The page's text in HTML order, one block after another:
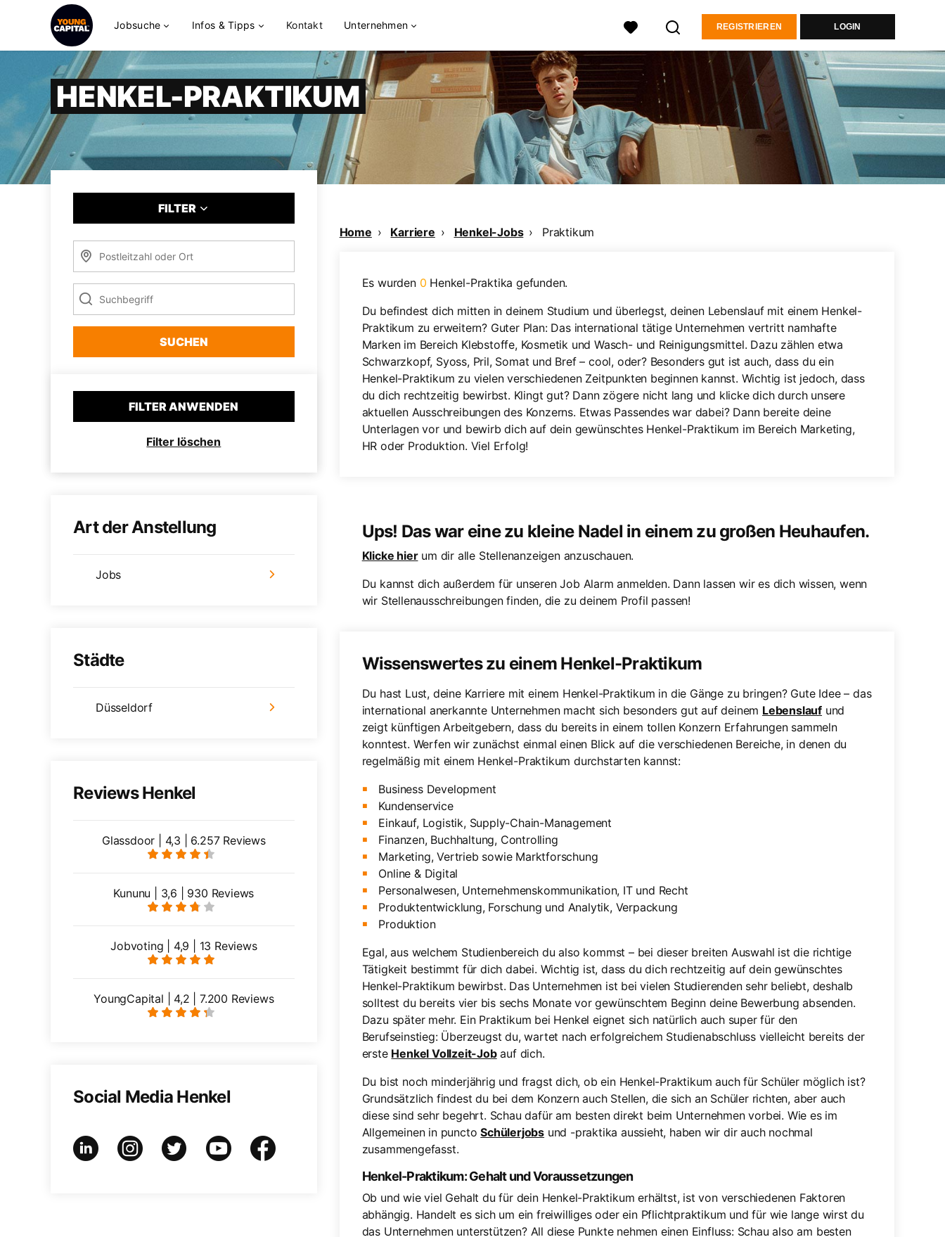
Jobsuche Infos & Tipps Kontakt Unternehmen REGISTRIEREN LOGIN
HENKEL-PRAKTIKUM
FILTER
SUCHEN
FILTER ANWENDEN
Filter löschen
Art der Anstellung
Jobs
Städte
Düsseldorf
Reviews Henkel
Glassdoor | 4,3 | 6.257 Reviews
Kununu | 3,6 | 930 Reviews
Jobvoting | 4,9 | 13 Reviews
YoungCapital | 4,2 | 7.200 Reviews
Social Media Henkel
Home Karriere Henkel-Jobs Praktikum
Es wurden 0 Henkel-Praktika gefunden.
Du befindest dich mitten in deinem Studium und überlegst, deinen Lebenslauf mit einem Henkel-
Praktikum zu erweitern? Guter Plan: Das international tätige Unternehmen vertritt namhafte
Marken im Bereich Klebstoffe, Kosmetik und Wasch- und Reinigungsmittel. Dazu zählen etwa
Schwarzkopf, Syoss, Pril, Somat und Bref – cool, oder? Besonders gut ist auch, dass du ein
Henkel-Praktikum zu vielen verschiedenen Zeitpunkten beginnen kannst. Wichtig ist jedoch, dass
du dich rechtzeitig bewirbst. Klingt gut? Dann zögere nicht lang und klicke dich durch unsere
aktuellen Ausschreibungen des Konzerns. Etwas Passendes war dabei? Dann bereite deine
Unterlagen vor und bewirb dich auf dein gewünschtes Henkel-Praktikum im Bereich Marketing,
HR oder Produktion. Viel Erfolg!
Ups! Das war eine zu kleine Nadel in einem zu großen Heuhaufen.
Klicke hierum dir alle Stellenanzeigen anzuschauen.
Du kannst dich außerdem für unseren Job Alarm anmelden. Dann lassen wir es dich wissen, wenn
wir Stellenausschreibungen finden, die zu deinem Profil passen!
Wissenswertes zu einem Henkel-Praktikum
Du hast Lust, deine Karriere mit einem Henkel-Praktikum in die Gänge zu bringen? Gute Idee – das
international anerkannte Unternehmen macht sich besonders gut auf deinem Lebenslauf und
zeigt künftigen Arbeitgebern, dass du bereits in einem tollen Konzern Erfahrungen sammeln
konntest. Werfen wir zunächst einmal einen Blick auf die verschiedenen Bereiche, in denen du
regelmäßig mit einem Henkel-Praktikum durchstarten kannst:
Business Development
Kundenservice
Einkauf, Logistik, Supply-Chain-Management
Finanzen, Buchhaltung, Controlling
Marketing, Vertrieb sowie Marktforschung
Online & Digital
Personalwesen, Unternehmenskommunikation, IT und Recht
Produktentwicklung, Forschung und Analytik, Verpackung
Produktion
Egal, aus welchem Studienbereich du also kommst – bei dieser breiten Auswahl ist die richtige
Tätigkeit bestimmt für dich dabei. Wichtig ist, dass du dich rechtzeitig auf dein gewünschtes
Henkel-Praktikum bewirbst. Das Unternehmen ist bei vielen Studierenden sehr beliebt, deshalb
solltest du bereits vier bis sechs Monate vor gewünschtem Beginn deine Bewerbung absenden.
Dazu später mehr. Ein Praktikum bei Henkel eignet sich natürlich auch super für den
Berufseinstieg: Überzeugst du, wartet nach erfolgreichem Studienabschluss vielleicht bereits der
erste Henkel Vollzeit-Jobauf dich.
Du bist noch minderjährig und fragst dich, ob ein Henkel-Praktikum auch für Schüler möglich ist?
Grundsätzlich findest du bei dem Konzern auch Stellen, die sich an Schüler richten, aber auch
diese sind sehr begehrt. Schau dafür am besten direkt beim Unternehmen vorbei. Wie es im
Allgemeinen in punctoSchülerjobs und -praktika aussieht, haben wir dir auch nochmal
zusammengefasst.
Henkel-Praktikum: Gehalt und Voraussetzungen
Ob und wie viel Gehalt du für dein Henkel-Praktikum erhältst, ist von verschiedenen Faktoren
abhängig. Handelt es sich um ein freiwilliges oder ein Pflichtpraktikum und für wie lange wirst du
das Unternehmen unterstützen? All diese Punkte nehmen einen Einfluss: Schau also am besten